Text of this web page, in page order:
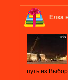
Елка
путь из